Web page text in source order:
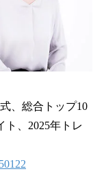
、総合トップ10
、2025年トレ